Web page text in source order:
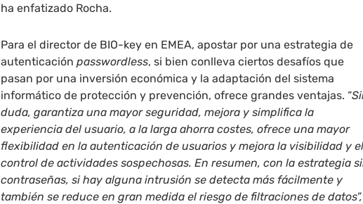
ha enfatizado Rocha.
Para el director de BIO-key en EMEA, apostar por una estrategia de
autenticaciónpasswordless, si bien conlleva ciertos desafíos que
pasan por una inversión económica y la adaptación del sistema
informático de protección y prevención, ofrece grandes ventajas. “
duda, garantiza una mayor seguridad, mejora y simplifica la
experiencia del usuario, a la larga ahorra costes, ofrece una mayor
flexibilidad en la autenticación de usuarios y mejora la visibilidad y el
control de actividades sospechosas. En resumen, con la estrategia
contraseñas, si hay alguna intrusión se detecta más fácilmente y
también se reduce en gran medida el riesgo de filtraciones de datos”,